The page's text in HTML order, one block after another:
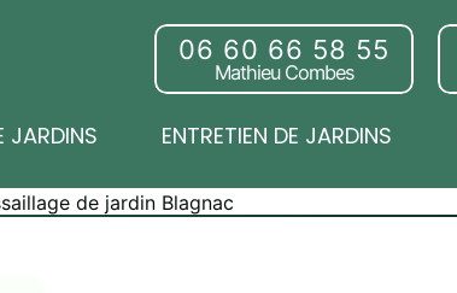
JARDINS ENTRETIEN DE JARDINS
06 60 66 58 55
Mathieu Combes
de jardin Blagnac